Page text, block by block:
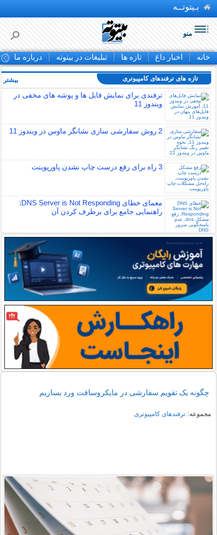
بـیتوتــه
منو
خانه اخبار داغ تازه ها تبلیغات در بیتوته درباره ما
تازه های ترفندهای کامپیوتری
ترفندی برای نمایش فایل ها و پوشه های مخفی در
ویندوز 11
2 روش سفارشی سازی نشانگر ماوس در ویندوز 11
3 راه برای رفع درست چاپ نشدن پاورپوینت
معمای خطای DNS Server is Not Responding:
راهنمایی جامع برای برطرف کردن آن
بیشتر
چگونه یک تقویم سفارشی در مایکروسافت ورد بسازیم
مجموعه:ترفندهای کامپیوتری